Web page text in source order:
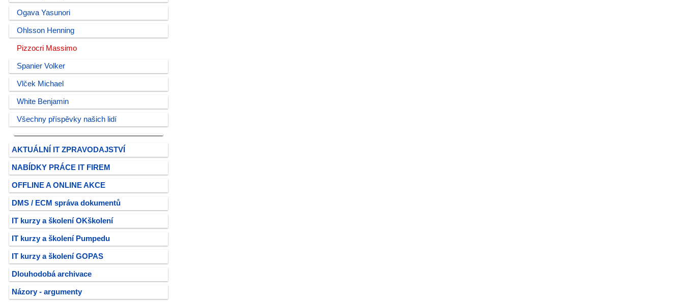
Ogava Yasunori
Ohlsson Henning
Pizzocri Massimo
Spanier Volker
Vlček Michael
White Benjamin
Všechny příspěvky našich lidí
AKTUÁLNÍ IT ZPRAVODAJSTVÍ
NABÍDKY PRÁCE IT FIREM
OFFLINE A ONLINE AKCE
DMS / ECM správa dokumentů
IT kurzy a školení OKškolení
IT kurzy a školení Pumpedu
IT kurzy a školení GOPAS
Dlouhodobá archivace
Názory - argumenty